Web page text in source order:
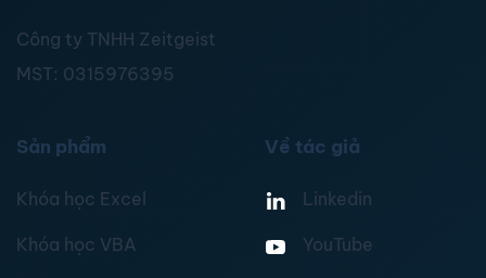
Công ty TNHH Zeitgeist
MST: 0315976395
Sản phẩm
Khóa học Excel
Khóa học VBA
Về tác giả
Linkedin
YouTube